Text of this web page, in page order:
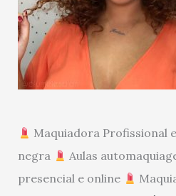
Maquiadora Profissional
negra
Aulas
presencial e online